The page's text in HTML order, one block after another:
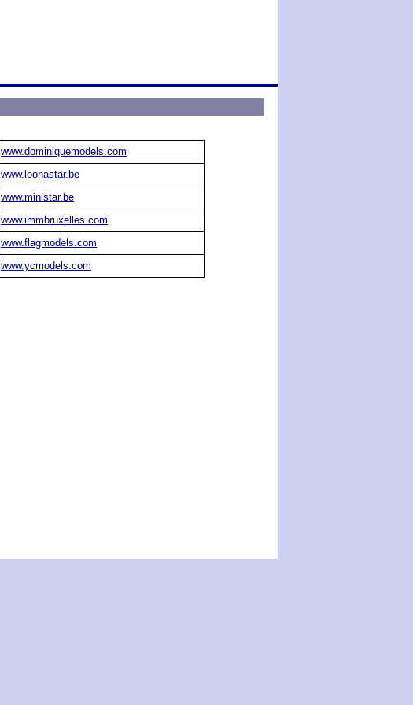
www.dominiquemodels.com
www.loonastar.be
www.ministar.be
www.immbruxelles.com
www.flagmodels.com
www.ycmodels.com